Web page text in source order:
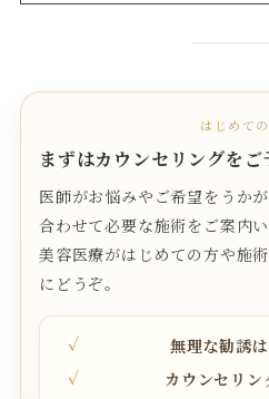
はじめて
まずはカウンセリングをご
医師がお悩みやご希望をうか
合わせて必要な施術をご案内い
美容医療がはじめての方や施
にどうぞ。
無理な勧誘
カウンセリ